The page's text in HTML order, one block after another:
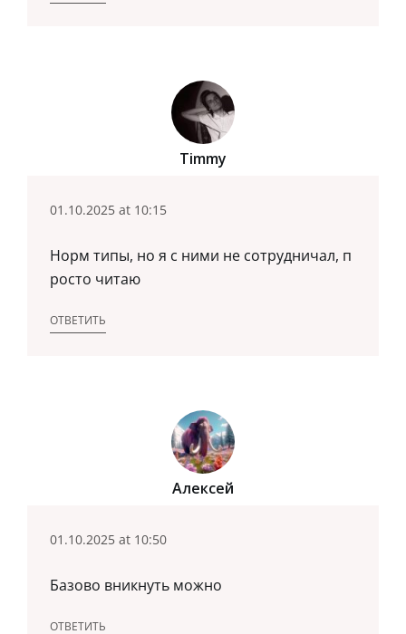
Timmy
01.10.2025 at 10:15
Норм типы, но я с ними не сотрудничал, п
росто читаю
ОТВЕТИТЬ
Алексей
01.10.2025 at 10:50
Базово вникнуть можно
ОТВЕТИТЬ